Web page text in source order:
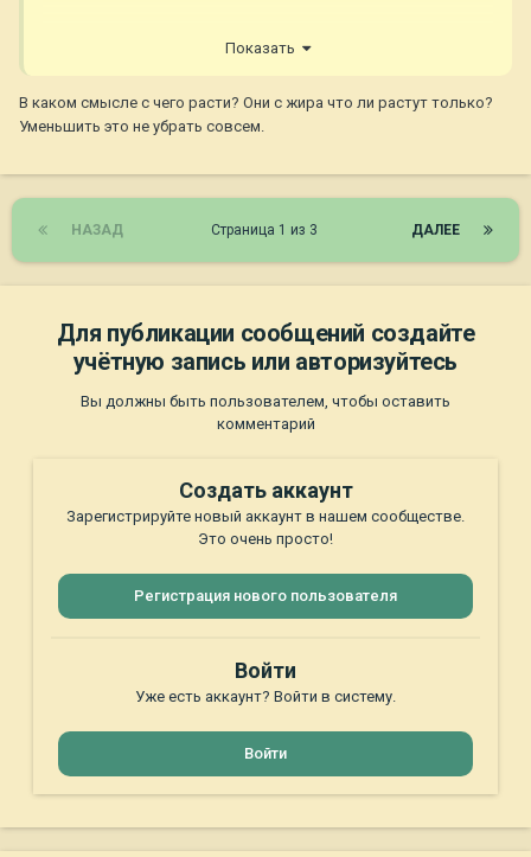
Показать
В каком смысле с чего расти? Они с жира что ли растут только?
Уменьшить это не убрать совсем.
НАЗАД ДАЛЕЕ
Страница 1 из 3
Для публикации сообщений создайте
учётную запись или авторизуйтесь
Вы должны быть пользователем, чтобы оставить
комментарий
Создать аккаунт
Зарегистрируйте новый аккаунт в нашем сообществе.
Это очень просто!
Регистрация нового пользователя
Войти
Уже есть аккаунт? Войти в систему.
Войти